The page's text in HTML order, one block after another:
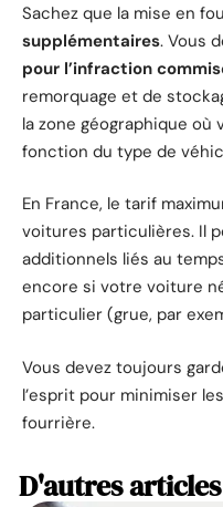
Sachez que la mise en
supplémentaires. Vous
pour l’infraction
remorquage et de
la zone géographique où
fonction du type de
En France, le tarif
voitures particulières. Il
additionnels liés au
encore si votre voiture
particulier (grue, par
Vous devez toujours
l’esprit pour minimiser
fourrière.
D'autres